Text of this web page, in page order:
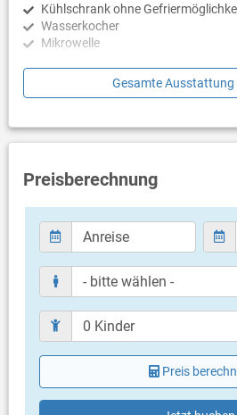
Kühlschrank ohne
Wasserkocher
Mikrowelle
Schlafzimmer
Schlafzimmer mit Doppelbett,
Badezimmer
eigener Balkon
teilweise überdacht
Balkongröße: 5 m²
Weitere Informationen
Grill vorhanden
Privater Parkplatz auf dem
Haustier erlaubt (gegen Gebühr:
Haustier)
Klimaanlage im Preis inklusive
Eigentümer lebt im gleichen Haus
Gesamte Ausstattung
Preisberechnung
Preis